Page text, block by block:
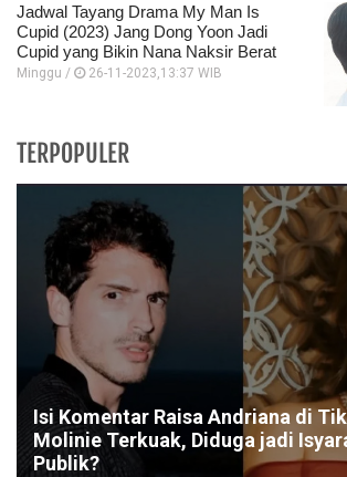
Jadwal Tayang Drama My Man Is
Cupid (2023) Jang Dong Yoon Jadi
Cupid yang Bikin Nana Naksir Berat
Minggu / 26-11-2023,13:37 WIB
TERPOPULER
Isi Komentar Raisa Andriana di
Molinie Terkuak, Diduga jadi
Publik?